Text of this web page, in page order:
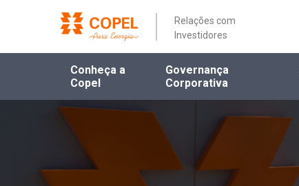
Relações com
Investidores
Conheça a
Copel
Governança
Corporativa